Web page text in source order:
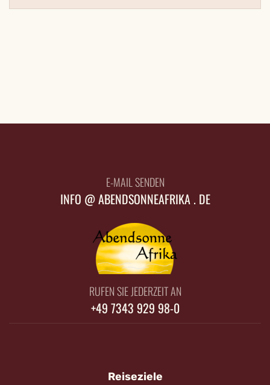
E-MAIL SENDEN
INFO @ ABENDSONNEAFRIKA . DE
RUFEN SIE JEDERZEIT AN
+49 7343 929 98-0
Reiseziele